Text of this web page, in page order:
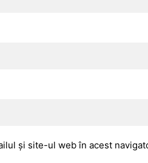
și site-ul web în acest